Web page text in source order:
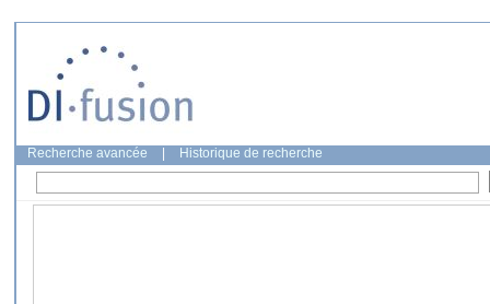
Recherche avancée Historique de recherche